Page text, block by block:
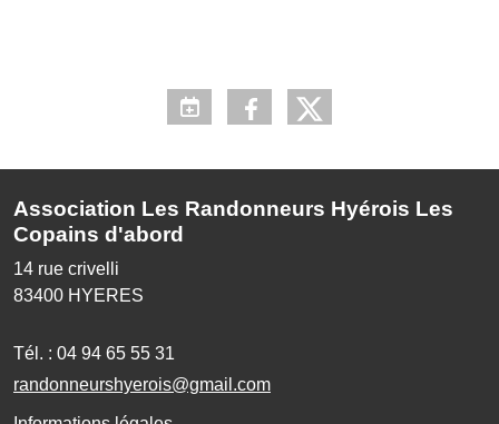
Association Les Randonneurs Hyérois Les
Copains d'abord
14 rue crivelli
83400 HYERES
Tél. : 04 94 65 55 31
randonneurshyerois@gmail.com